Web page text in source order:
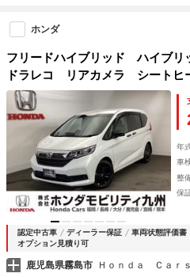
ホンダ
フリードハイブリッド ハイブリ
ドラレコ リアカメラ シート
ルーズ 地デジフルセグ 衝突被
ドライト Ｂカメラ ＥＴＣ車
ー 車線逸脱警報 盗難防止装置
年
車
整
保
認定中古車 ディーラー保証 車両状態評価書
オプション見積り可
鹿児島県霧島市 Ｈｏｎｄａ Ｃａｒ